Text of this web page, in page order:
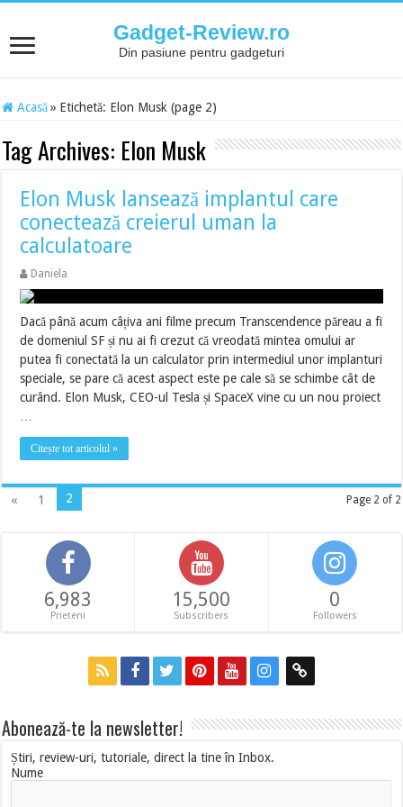
Gadget-Review.ro
Din pasiune pentru gadgeturi
Acasă » Etichetă: Elon Musk (page 2)
Tag Archives: Elon Musk
Elon Musk lansează implantul care
conectează creierul uman la
calculatoare
Daniela
Dacă până acum câțiva ani filme precum Transcendence păreau a fi
de domeniul SF și nu ai fi crezut că vreodată mintea omului ar
putea fi conectată la un calculator prin intermediul unor implanturi
speciale, se pare că acest aspect este pe cale să se schimbe cât de
curând. Elon Musk, CEO-ul Tesla și SpaceX vine cu un nou proiect
Citește tot articolul »
Page 2 of 2
« 1 2
6,983
Prieteni
15,500
Subscribers
0
Followers
Abonează-te la newsletter!
Știri, review-uri, tutoriale, direct la tine în Inbox.
Nume